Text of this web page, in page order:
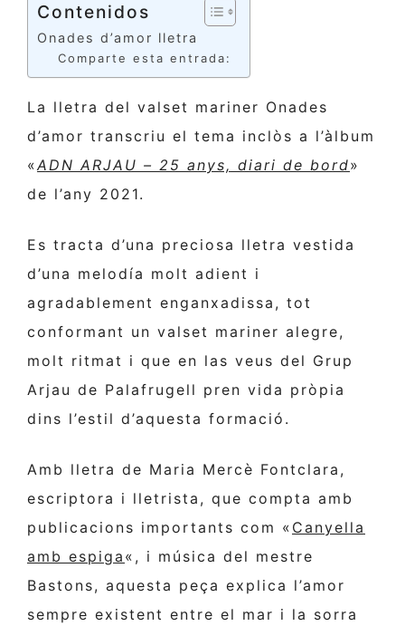
Contenidos
Onades d’amor lletra
Comparte esta entrada:
La lletra del valset mariner Onades
d’amor transcriu el tema inclòs a l’àlbum
«ADN ARJAU – 25 anys, diari de bord»
de l’any 2021.
Es tracta d’una preciosa lletra vestida
d’una melodía molt adient i
agradablement enganxadissa, tot
conformant un valset mariner alegre,
molt ritmat i que en las veus del Grup
Arjau de Palafrugell pren vida pròpia
dins l’estil d’aquesta formació.
Amb lletra de Maria Mercè Fontclara,
escriptora i lletrista, que compta amb
publicacions importants com « Canyella
amb espiga «, i música del mestre
Bastons, aquesta peça explica l’amor
sempre existent entre el mar i la sorra